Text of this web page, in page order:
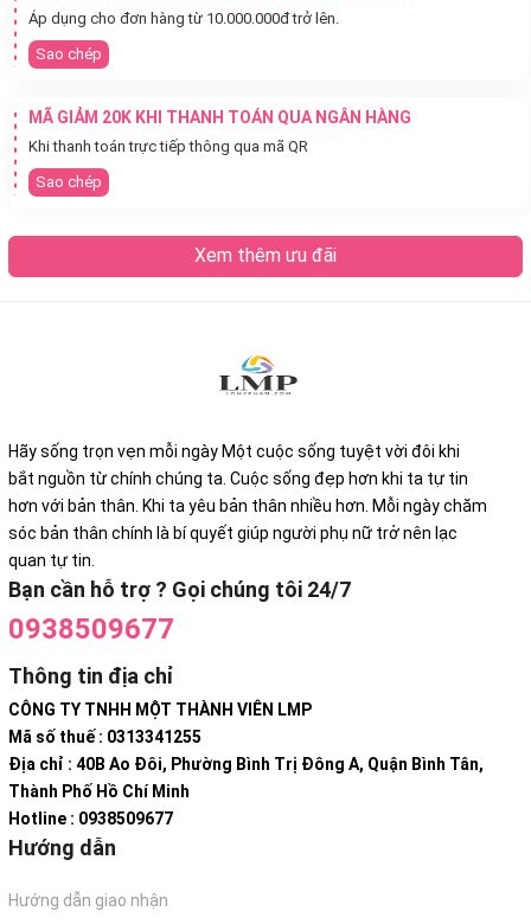
Áp dụng cho đơn hàng từ 10.000.000đ trở lên.
Sao chép
MÃ GIẢM 20K KHI THANH TOÁN QUA NGÂN HÀNG
Khi thanh toán trực tiếp thông qua mã QR
Sao chép
Xem thêm ưu đãi
Hãy sống trọn vẹn mỗi ngày Một cuộc sống tuyệt vời đôi khi
bắt nguồn từ chính chúng ta. Cuộc sống đẹp hơn khi ta tự tin
hơn với bản thân. Khi ta yêu bản thân nhiều hơn. Mỗi ngày chăm
sóc bản thân chính là bí quyết giúp người phụ nữ trở nên lạc
quan tự tin.
Bạn cần hỗ trợ ? Gọi chúng tôi 24/7
0938509677
Thông tin địa chỉ
CÔNG TY TNHH MỘT THÀNH VIÊN LMP
Mã số thuế : 0313341255
Địa chỉ : 40B Ao Đôi, Phường Bình Trị Đông A, Quận Bình Tân,
Thành Phố Hồ Chí Minh
Hotline : 0938509677
Hướng dẫn
Hướng dẫn giao nhận